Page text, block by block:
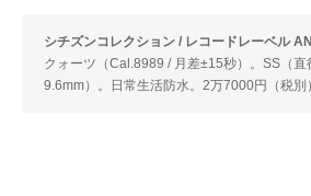
シチズンコレクション / レコードレーベル
クォーツ（Cal.8989 / 月差±15秒）。SS（直
9.6mm）。日常生活防水。2万7000円（税別）